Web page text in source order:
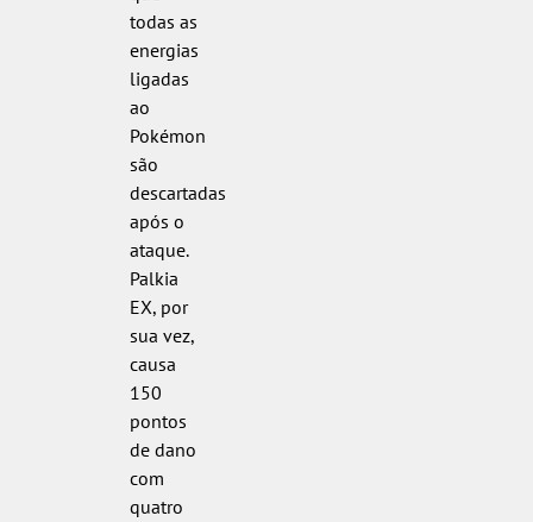
todas as
energias
ligadas
ao
Pokémon
são
descartadas
após o
ataque.
Palkia
EX, por
sua vez,
causa
150
pontos
de dano
com
quatro